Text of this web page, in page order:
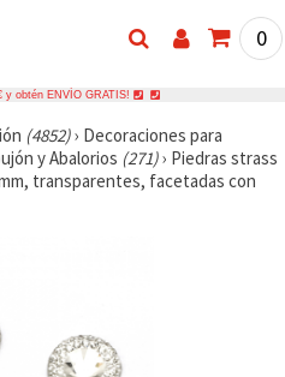
0
obtén ENVÍO GRATIS!
(4852)› Decoraciones para
y Abalorios (271)› Piedras strass
transparentes, facetadas con